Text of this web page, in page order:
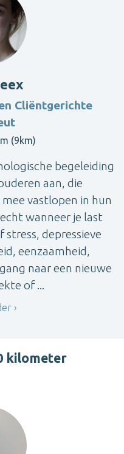
Cliëntgerichte
(9km)
begeleiding
aan, die
vastlopen in hun
wanneer je last
depressieve
eenzaamheid,
naar een nieuwe
of ...
kilometer